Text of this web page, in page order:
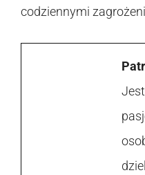
codziennymi